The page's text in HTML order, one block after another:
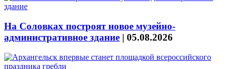
На Соловках построят новое музейно-
административное здание | 05.08.2026